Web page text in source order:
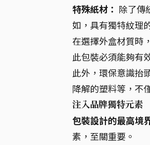
特殊紙材： 除了傳
如，具有獨特紋理
在選擇外盒材質時
此包裝必須能夠有
此外，環保意識抬
降解的塑料等，不
注入品牌獨特元素
包裝設計的最高境
素，至關重要。